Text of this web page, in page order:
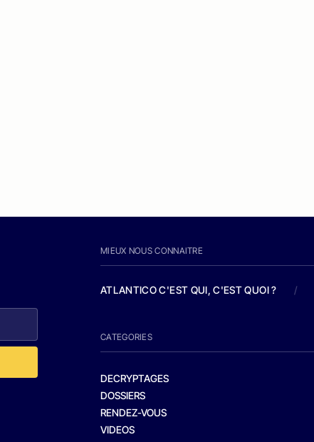
MIEUX NOUS CONNAITRE
ATLANTICO C'EST QUI, C'EST QUOI ? /
CATEGORIES
DECRYPTAGES
DOSSIERS
RENDEZ-VOUS
VIDEOS